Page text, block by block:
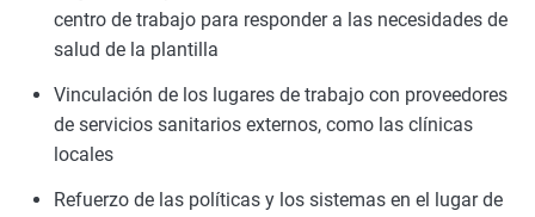
centro de trabajo para responder a las necesidades de
salud de la plantilla
Vinculación de los lugares de trabajo con proveedores
de servicios sanitarios externos, como las clínicas
locales
Refuerzo de las políticas y los sistemas en el lugar de